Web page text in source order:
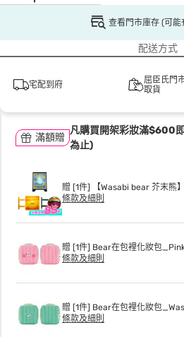
查看門市庫存 (可能
配送方式
宅配到府
屈臣氏門
取貨
滿額贈
凡購買開架彩妝滿$600
為止)
贈 [1件] 【Wasabi bear 芥末熊
條款及細則
贈 [1件] Bear在包裡化妝包
條款及細則
贈 [1件] Bear在包裡化妝包
條款及細則